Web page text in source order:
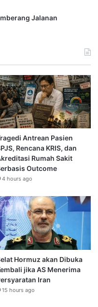
Jalanan
Antrean Pasien
Rencana KRIS, dan
Rumah Sakit
Outcome
4 hours ago
Hormuz akan Dibuka
jika AS Menerima
Iran
15 hours ago